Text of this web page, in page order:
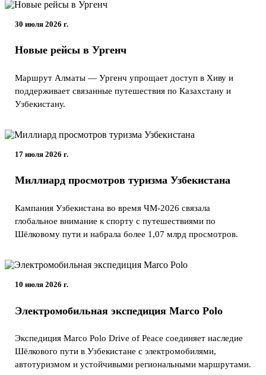
30 июля 2026 г.
Новые рейсы в Ургенч
Маршрут Алматы — Ургенч упрощает доступ в Хиву и
поддерживает связанные путешествия по Казахстану и
Узбекистану.
17 июля 2026 г.
Миллиард просмотров туризма Узбекистана
Кампания Узбекистана во время ЧМ-2026 связала
глобальное внимание к спорту с путешествиями по
Шёлковому пути и набрала более 1,07 млрд просмотров.
10 июля 2026 г.
Электромобильная экспедиция Marco Polo
Экспедиция Marco Polo Drive of Peace соединяет наследие
Шёлкового пути в Узбекистане с электромобилями,
автотуризмом и устойчивыми региональными маршрутами.